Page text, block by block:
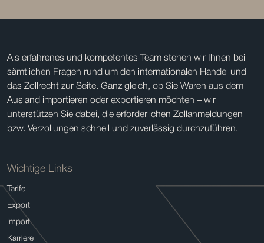
Als erfahrenes und kompetentes Team stehen wir Ihnen bei
sämtlichen Fragen rund um den internationalen Handel und
das Zollrecht zur Seite. Ganz gleich, ob Sie Waren aus dem
Ausland importieren oder exportieren möchten – wir
unterstützen Sie dabei, die erforderlichen Zollanmeldungen
bzw. Verzollungen schnell und zuverlässig durchzuführen.
Wichtige Links
Tarife
Export
Import
Karriere